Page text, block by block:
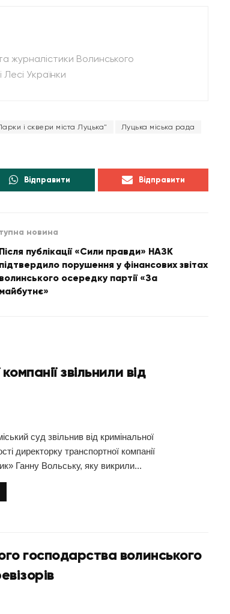
журналістики Волинського
Лесі Українки
і сквери міста Луцька" Луцька міська рада
Відправити Відправити
новина
Після публікації «Сили правди» НАЗК
підтвердило порушення у фінансових звітах
волинського осередку партії «За
майбутнє»
звільнили від
суд звільнив від кримінальної
директорку транспортної компанії
Ганну Вольську, яку викрили...
господарства волинського